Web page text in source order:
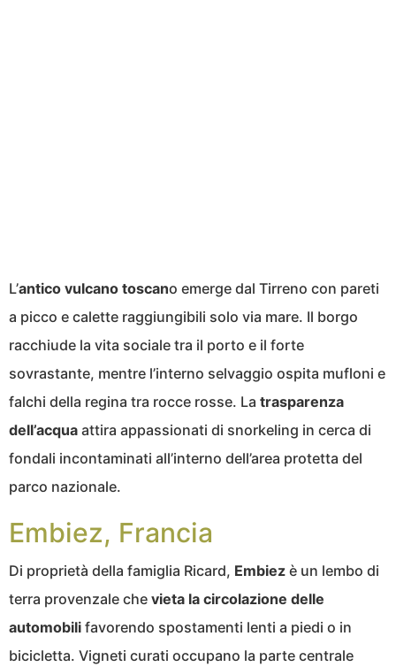
L’antico vulcano toscano emerge dal Tirreno con pareti
a picco e calette raggiungibili solo via mare. Il borgo
racchiude la vita sociale tra il porto e il forte
sovrastante, mentre l’interno selvaggio ospita mufloni e
falchi della regina tra rocce rosse. La trasparenza
dell’acqua attira appassionati di snorkeling in cerca di
fondali incontaminati all’interno dell’area protetta del
parco nazionale.
Embiez, Francia
Di proprietà della famiglia Ricard, Embiez è un lembo di
terra provenzale che vieta la circolazione delle
automobili favorendo spostamenti lenti a piedi o in
bicicletta. Vigneti curati occupano la parte centrale